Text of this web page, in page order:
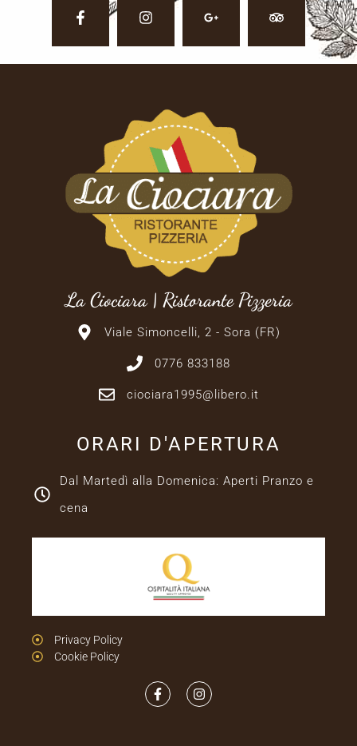
La Ciociara | Ristorante Pizzeria
Viale Simoncelli, 2 - Sora (FR)
0776 833188
ciociara1995@libero.it
ORARI D'APERTURA
Dal Martedì alla Domenica: Aperti Pranzo e
cena
Privacy Policy
Cookie Policy